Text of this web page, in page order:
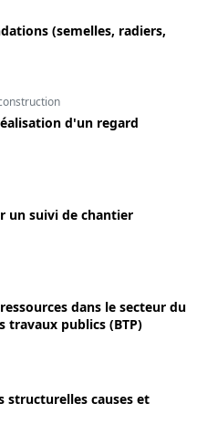
(semelles, radiers,
d'un regard
un suivi de chantier
dans le secteur du
travaux publics (BTP)
structurelles causes et